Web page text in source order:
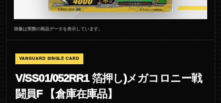
画像は実際の商品データを表示しています。
VANGUARD SINGLE CARD
V/SS01/052RR1 箔押し)メガコロニー戦
闘員F 【倉庫在庫品】